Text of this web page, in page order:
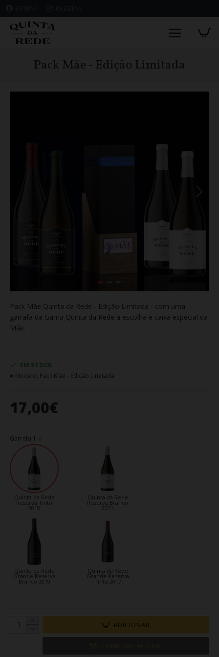
Pack Mãe - Edição Limitada
Pack Mãe Quinta da Rede - Edição Limitada - com uma
garrafa da Gama Quinta da Rede à escolha e caixa especial da
Mãe.
17,00€
EM STOCK
Modelo: Pack Mãe - Edição Limitada
Garrafa 1
Quinta da Rede
Reserva Tinto
2018
Quinta da Rede
Reserva Branco
2021
Quinta da Rede
Grande Reserva
Branco 2019
Quinta da Rede
Grande Reserva
Tinto 2017
ADICIONAR